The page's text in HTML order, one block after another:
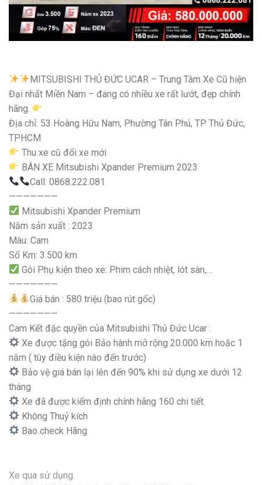
MITSUBISHI THỦ ĐỨC UCAR – Trung Tâm Xe Cũ hiện
Đại nhất Miền Nam – đang có nhiều xe rất lướt, đẹp chính
hãng.
Địa chỉ: 53 Hoàng Hữu Nam, Phường Tân Phú, TP Thủ Đức,
TPHCM
Thu xe cũ đổi xe mới
BÁN XE Mitsubishi Xpander Premium 2023
Call: 0868.222.081
———————
Mitsubishi Xpander Premium
Năm sản xuất : 2023
Màu: Cam
Số Km: 3.500 km
Gói Phụ kiện theo xe: Phim cách nhiệt, lót sàn,…
———————
Giá bán : 580 triệu (bao rút gốc)
———————
Cam Kết đặc quyền của Mitsubishi Thủ Đức Ucar :
Xe được tặng gói Bảo hành mở rộng 20.000 km hoặc 1
năm ( tùy điều kiện nào đến trước)
Bảo vệ giá bán lại lên đến 90% khi sử dụng xe dưới 12
tháng
Xe đã được kiểm định chính hãng 160 chi tiết.
Không Thuỷ kích
Bao check Hãng
Xe qua sử dụng